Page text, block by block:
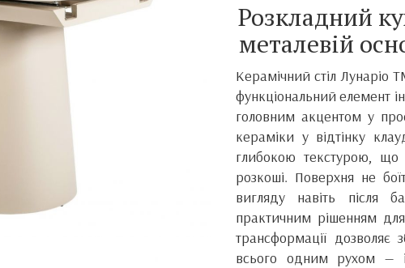
Розкладний
металевій
Керамічний стіл Лунаріо
функціональний елемент
головним акцентом у
кераміки у відтінку
глибокою текстурою, що
розкоші. Поверхня не
вигляду навіть після
практичним рішенням
трансформації
всього одним рухом —